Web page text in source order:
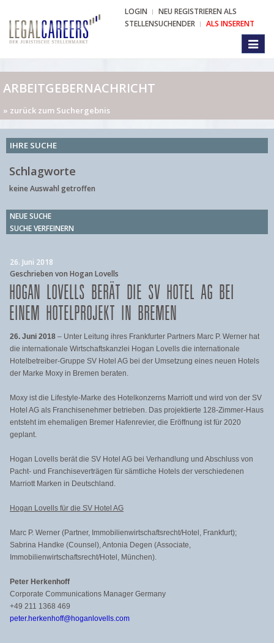
LOGIN
NEU REGISTRIEREN ALS
STELLENSUCHENDER
ALS INSERENT
ARBEITGEBERNACHRICHT
» zurück zum Suchergebnis
IHRE SUCHE
Schlagworte
keine Auswahl getroffen
NEUE SUCHE
SUCHE VERFEINERN
26. Juni 2018
Geschrieben von Hogan Lovells
HOGAN LOVELLS BERÄT DIE SV HOTEL AG BEI
EINEM HOTELPROJEKT IN BREMEN
26. Juni 2018 – Unter Leitung ihres Frankfurter Partners Marc P. Werner hat
die internationale Wirtschaftskanzlei Hogan Lovells die internationale
Hotelbetreiber-Gruppe SV Hotel AG bei der Umsetzung eines neuen Hotels
der Marke Moxy in Bremen beraten.
Moxy ist die Lifestyle-Marke des Hotelkonzerns Marriott und wird von der SV
Hotel AG als Franchisenehmer betrieben. Das projektierte 128-Zimmer-Haus
entsteht im ehemaligen Bremer Hafenrevier, die Eröffnung ist für 2020
geplant.
Hogan Lovells berät die SV Hotel AG bei Verhandlung und Abschluss von
Pacht- und Franchiseverträgen für sämtliche Hotels der verschiedenen
Marriott Marken in Deutschland.
Hogan Lovells für die SV Hotel AG
Marc P. Werner (Partner, Immobilienwirtschaftsrecht/Hotel, Frankfurt);
Sabrina Handke (Counsel), Antonia Degen (Associate,
Immobilienwirtschaftsrecht/Hotel, München).
Peter Herkenhoff
Corporate Communications Manager Germany
+49 211 1368 469
peter.herkenhoff@hoganlovells.com